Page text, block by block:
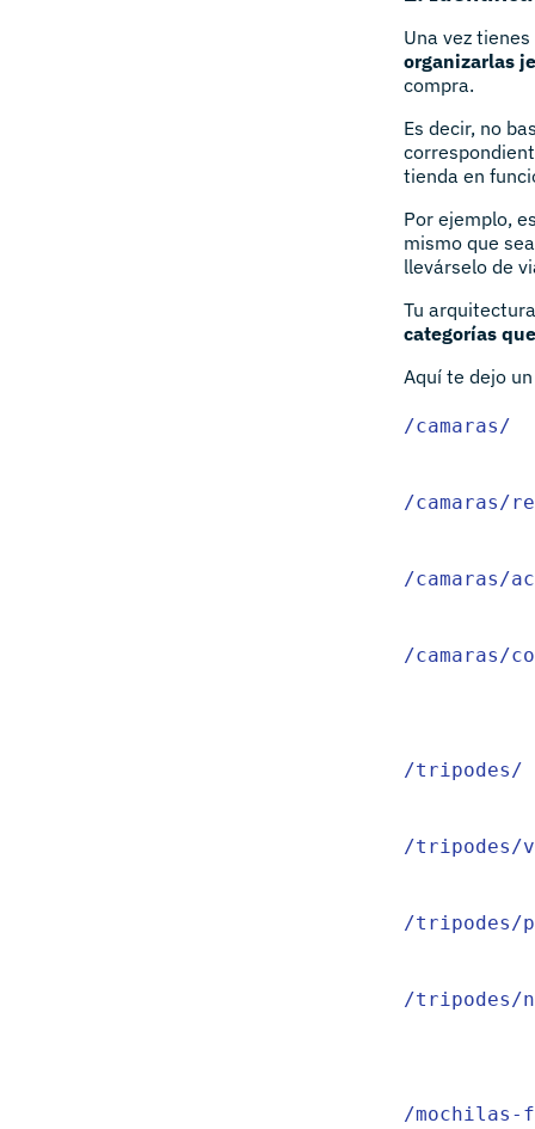
Una vez
organizarlas
compra.
Es decir, no
tienda en
Por ejemplo,
mismo que
llevárselo de
Tu
categorías
Aquí te dejo
/camaras/
/camaras/
/camaras/
/camaras/
/tripodes/
/tripodes/
/tripodes/
/tripodes/
/